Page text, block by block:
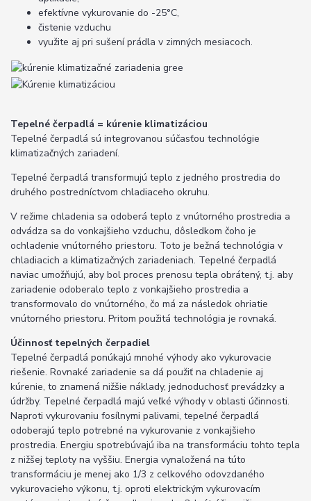
efektívne vykurovanie do -25°C,
čistenie vzduchu
využite aj pri sušení prádla v zimných mesiacoch.
Tepelné čerpadlá = kúrenie klimatizáciou
Tepelné čerpadlá sú integrovanou súčasťou technológie
klimatizačných zariadení.
Tepelné čerpadlá transformujú teplo z jedného prostredia do
druhého postredníctvom chladiaceho okruhu.
V režime chladenia sa odoberá teplo z vnútorného prostredia a
odvádza sa do vonkajšieho vzduchu, dôsledkom čoho je
ochladenie vnútorného priestoru. Toto je bežná technológia v
chladiacich a klimatizačných zariadeniach. Tepelné čerpadlá
naviac umožňujú, aby bol proces prenosu tepla obrátený, t.j. aby
zariadenie odoberalo teplo z vonkajšieho prostredia a
transformovalo do vnútorného, čo má za následok ohriatie
vnútorného priestoru. Pritom použitá technológia je rovnaká.
Účinnosť tepelných čerpadiel
Tepelné čerpadlá ponúkajú mnohé výhody ako vykurovacie
riešenie. Rovnaké zariadenie sa dá použiť na chladenie aj
kúrenie, to znamená nižšie náklady, jednoduchosť prevádzky a
údržby. Tepelné čerpadlá majú veľké výhody v oblasti účinnosti.
Naproti vykurovaniu fosílnymi palivami, tepelné čerpadlá
odoberajú teplo potrebné na vykurovanie z vonkajšieho
prostredia. Energiu spotrebúvajú iba na transformáciu tohto tepla
z nižšej teploty na vyššiu. Energia vynaložená na túto
transformáciu je menej ako 1/3 z celkového odovzdaného
vykurovacieho výkonu, t.j. oproti elektrickým vykurovacím